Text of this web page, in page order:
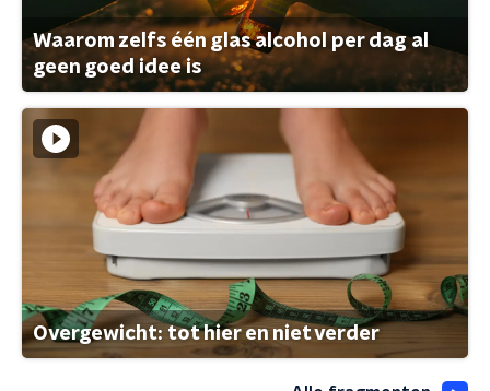
Waarom zelfs één glas alcohol per dag al
geen goed idee is
Overgewicht: tot hier en niet verder